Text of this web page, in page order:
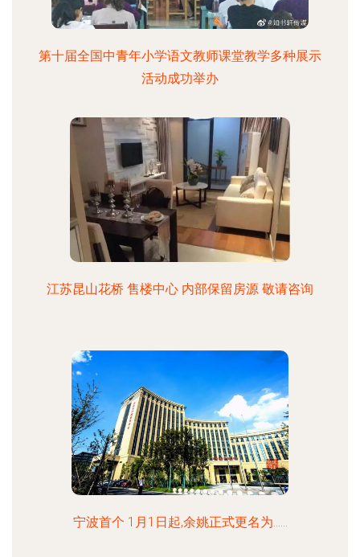
第十届全国中青年小学语文教师课堂教学多种展示
活动成功举办
江苏昆山花桥 售楼中心 内部保留房源 敬请咨询
宁波首个 1月1日起,余姚正式更名为......